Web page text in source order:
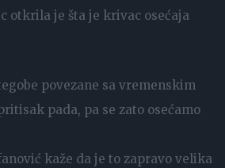
otkrila je šta je krivac osećaja
povezane sa vremenskim
pada, pa se zato osećamo
kaže da je to zapravo velika